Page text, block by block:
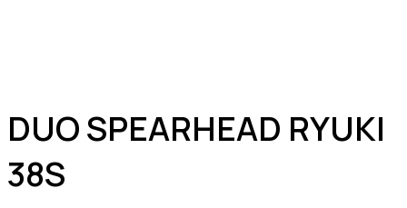
DUO SPEARHEAD RYUKI
38S